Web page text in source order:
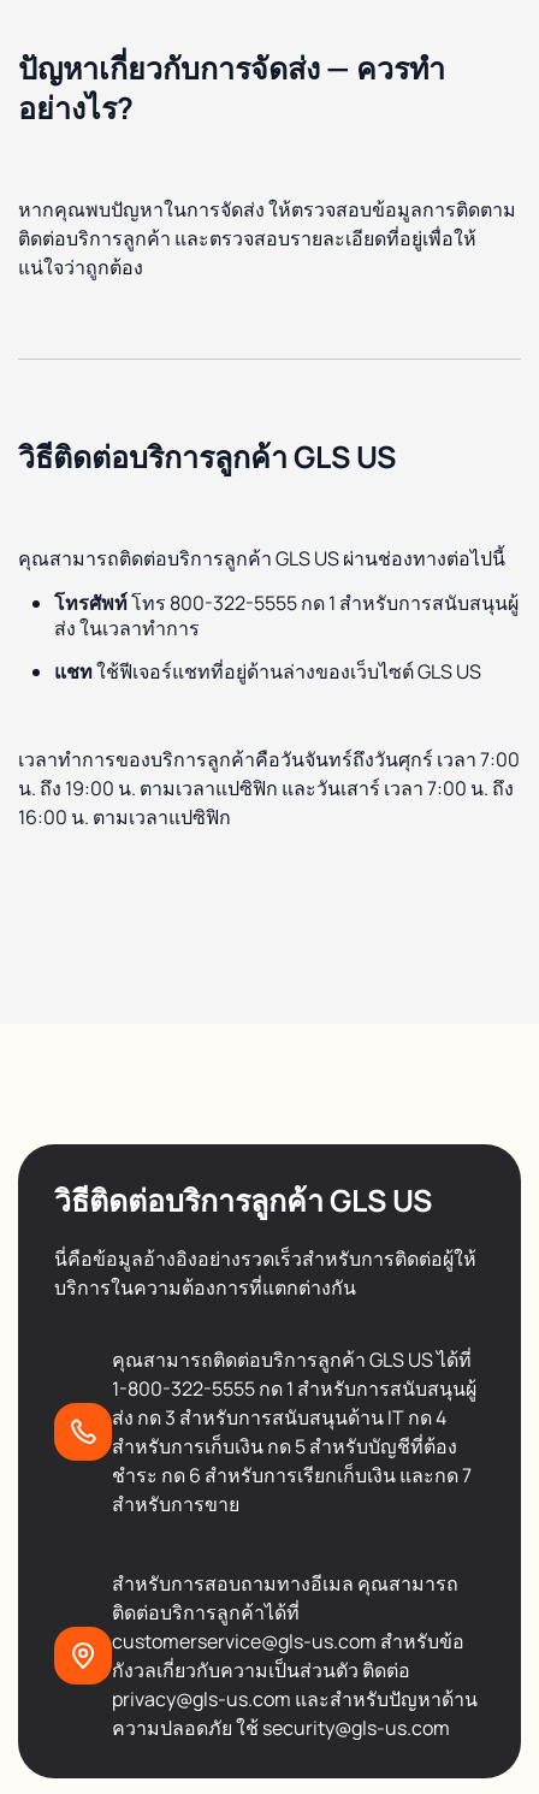
ปัญหาเกี่ยวกับการจัดส่ง — ควรทำ
อย่างไร?
หากคุณพบปัญหาในการจัดส่ง ให้ตรวจสอบข้อมูลการติดตาม
ติดต่อบริการลูกค้า และตรวจสอบรายละเอียดที่อยู่เพื่อให้
แน่ใจว่าถูกต้อง
วิธีติดต่อบริการลูกค้า GLS US
คุณสามารถติดต่อบริการลูกค้า GLS US ผ่านช่องทางต่อไปนี้
โทรศัพท์โทร 800-322-5555 กด 1 สำหรับการสนับสนุนผู้
ส่ง ในเวลาทำการ
แชทใช้ฟีเจอร์แชทที่อยู่ด้านล่างของเว็บไซต์ GLS US
เวลาทำการของบริการลูกค้าคือวันจันทร์ถึงวันศุกร์ เวลา 7:00
น. ถึง 19:00 น. ตามเวลาแปซิฟิก และวันเสาร์ เวลา 7:00 น. ถึง
16:00 น. ตามเวลาแปซิฟิก
วิธีติดต่อบริการลูกค้า GLS US
นี่คือข้อมูลอ้างอิงอย่างรวดเร็วสำหรับการติดต่อผู้ให้
บริการในความต้องการที่แตกต่างกัน
คุณสามารถติดต่อบริการลูกค้า GLS US ได้ที่
1-800-322-5555 กด 1 สำหรับการสนับสนุนผู้
ส่ง กด 3 สำหรับการสนับสนุนด้าน IT กด 4
สำหรับการเก็บเงิน กด 5 สำหรับบัญชีที่ต้อง
ชำระ กด 6 สำหรับการเรียกเก็บเงิน และกด 7
สำหรับการขาย
สำหรับการสอบถามทางอีเมล คุณสามารถ
ติดต่อบริการลูกค้าได้ที่
customerservice@gls-us.com สำหรับข้อ
กังวลเกี่ยวกับความเป็นส่วนตัว ติดต่อ
privacy@gls-us.com และสำหรับปัญหาด้าน
ความปลอดภัย ใช้ security@gls-us.com